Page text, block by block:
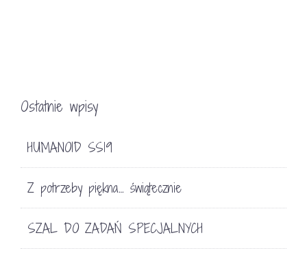
Ostatnie wpisy
HUMANOID SS19
Z potrzeby piękna… świątecznie
SZAL DO ZADAŃ SPECJALNYCH